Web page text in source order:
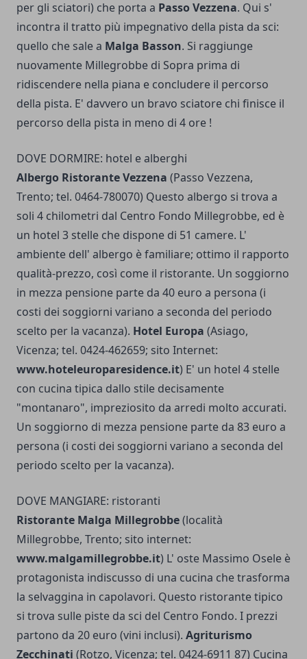
per gli sciatori) che porta a Passo Vezzena. Qui s'
incon­tra il tratto più impegnativo della pista da sci:
quello che sale a Malga Basson. Si raggiunge
nuovamente Millegrobbe di Sopra prima di
ridiscendere nella piana e concludere il percorso
della pista. E' davvero un bravo sciatore chi fi­nisce il
percorso della pista in meno di 4 ore !
DOVE DORMIRE: hotel e alberghi
Albergo Ristorante Vezzena (Passo Vezzena,
Trento; tel. 0464-780070) Questo albergo si trova a
soli 4 chilometri dal Centro Fondo Millegrobbe, ed è
un hotel 3 stelle che dispone di 51 camere. L'
ambiente dell' albergo è familiare; ottimo il rapporto
qualità-prezzo, così come il ristorante. Un soggiorno
in mezza pensione parte da 40 euro a persona (i
costi dei soggiorni variano a seconda del periodo
scelto per la vacanza). Hotel Europa (Asiago,
Vicenza; tel. 0424-462659; sito Internet:
www.hoteleuroparesidence.it) E' un hotel 4 stelle
con cucina tipica dallo stile decisamente
"montanaro", impreziosito da arredi molto accurati.
Un soggiorno di mezza pensione parte da 83 euro a
persona (i costi dei soggiorni variano a seconda del
periodo scelto per la vacanza).
DOVE MANGIARE: ristoranti
Ristorante Malga Millegrobbe(località
Millegrobbe, Trento; sito internet:
www.malgamillegrobbe.it) L' oste Massimo Osele è
protagonista indiscusso di una cucina che trasforma
la selvaggina in capolavori. Questo ristorante tipico
si trova sulle piste da sci del Centro Fondo. I prezzi
partono da 20 euro (vini inclusi). Agriturismo
Zecchinati (Rotzo, Vicenza; tel. 0424-6911 87) Cucina